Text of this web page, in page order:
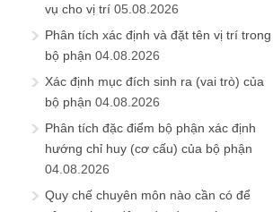
vụ cho vị trí 05.08.2026
Phân tích xác định và đặt tên vị trí trong
bộ phận 04.08.2026
Xác định mục đích sinh ra (vai trò) của
bộ phận 04.08.2026
Phân tích đặc điểm bộ phận xác định
hướng chỉ huy (cơ cấu) của bộ phận
04.08.2026
Quy chế chuyên môn nào cần có để